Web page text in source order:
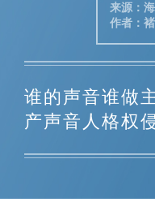
来源：
作者：
谁的声音谁做
产声音人格权